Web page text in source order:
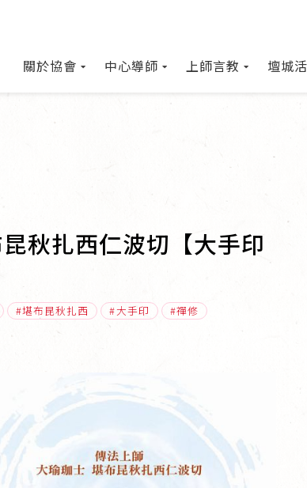
關於協會 中心導師 上師言教 壇城
秋扎西仁波切【大手印
堪布昆秋扎西 大手印 禪修